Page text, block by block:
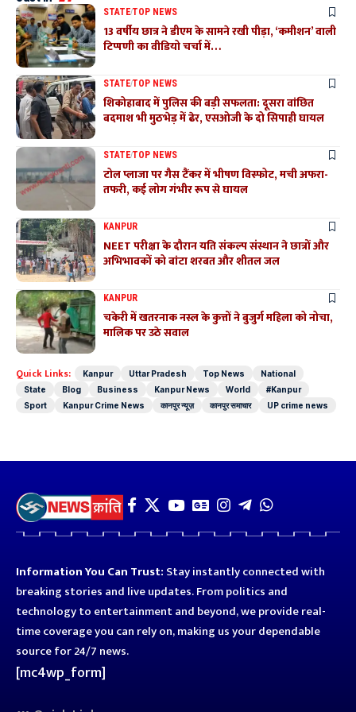
STATETOP NEWS
13 वर्षीय छात्र ने डीएम के सामने रखी पीड़ा, ‘कमीशन’ वाली
टिप्पणी का वीडियो चर्चा में…
STATETOP NEWS
शिकोहाबाद में पुलिस की बड़ी सफलता: दूसरा वांछित
बदमाश भी मुठभेड़ में ढेर, एसओजी के दो सिपाही घायल
STATETOP NEWS
टोल प्लाजा पर गैस टैंकर में भीषण विस्फोट, मची अफरा-
तफरी, कई लोग गंभीर रूप से घायल
KANPUR
NEET परीक्षा के दौरान यति संकल्प संस्थान ने छात्रों और
अभिभावकों को बांटा शरबत और शीतल जल
KANPUR
चकेरी में खतरनाक नस्ल के कुत्तों ने बुजुर्ग महिला को नोचा,
मालिक पर उठे सवाल
Quick Links: Kanpur Uttar Pradesh Top News
National
State
Blog Business Kanpur News World
#Kanpur
Sport
Kanpur Crime News कानपुर न्यूज़ कानपुर समाचार UP crime news
Information You Can Trust: Stay instantly connected with
breaking stories and live updates. From politics and
technology to entertainment and beyond, we provide real-
time coverage you can rely on, making us your dependable
source for 24/7 news.
[mc4wp_form]